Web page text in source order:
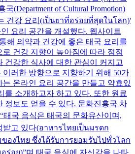
(Department of Cultural Promotion)
건강 요리(เป็นยาที่อร่อยที่สุดในโลก)'
요리 공간을 개설했다. 웹사이트
통해 의약과 건강에 좋은 태국 요리를
건강 지향이 높아짐에 따라 점점
건강한 식사에 대한 관심이 커지고
러한 방향으로 지향하기 위해 50가
온라인 요리 공간을 만들고 약효있
를 소개하고자 하고 있다. 또한 원료
정보도 얻을 수 있다. 문화진흥국 차
국 음식은 태국의 문화유산이며,
받고 있다(อาหารไทยเป็นมรดก
งไทย ซึ่งได้รับการยอมรับไปทั่วโลก